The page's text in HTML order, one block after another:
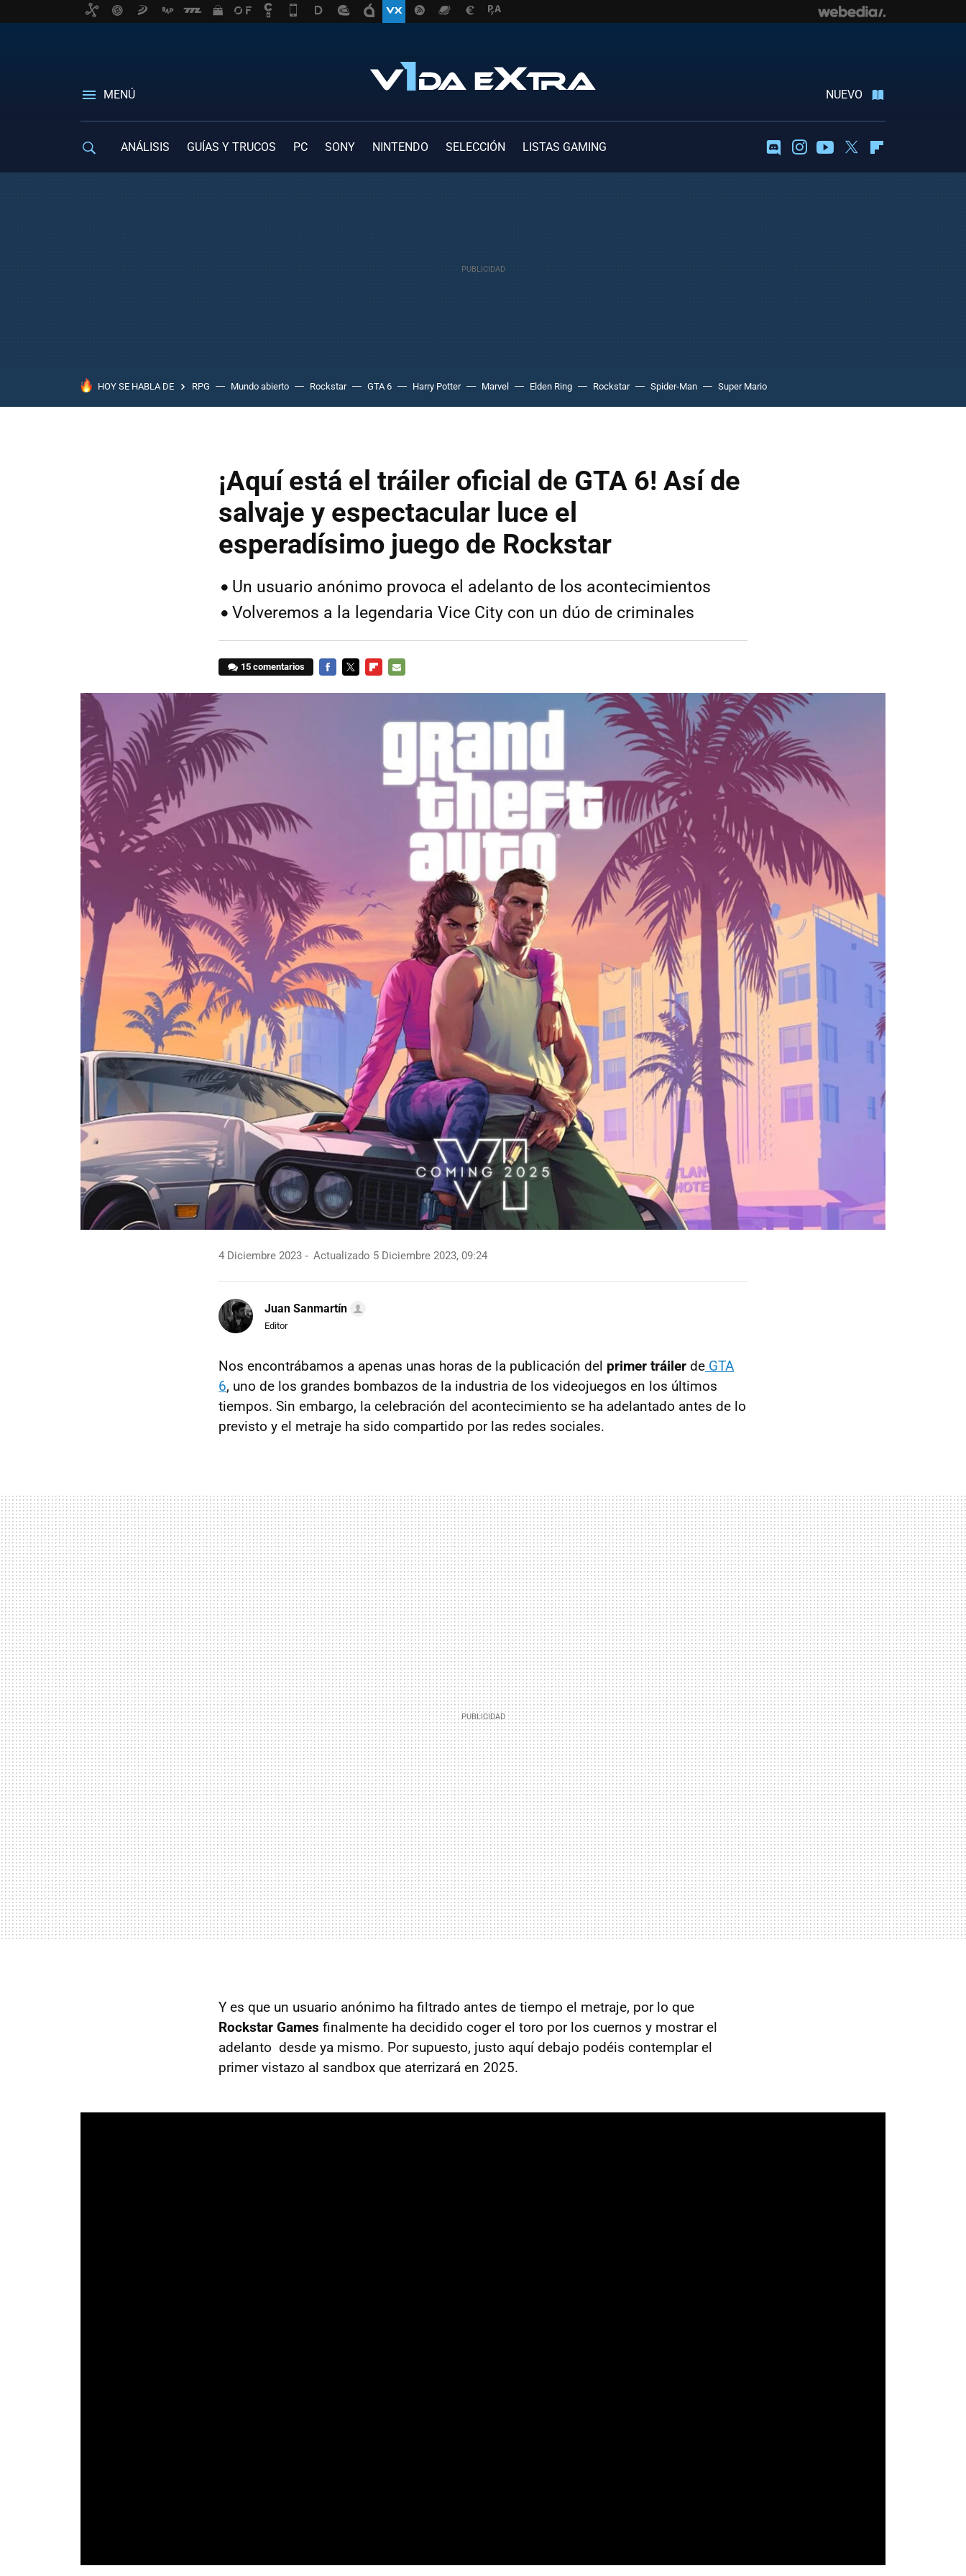
MENÚ NUEVO
ANÁLISIS GUÍAS Y TRUCOS PC SONY NINTENDO SELECCIÓN LISTAS GAMING DiscordInstagramYoutubeTwitter
HOY SE HABLA DE RPG Mundo abierto Rockstar GTA 6 Harry Potter Marvel Elden Ring Rockstar Spider-Man Super Mario
¡Aquí está el tráiler oficial de GTA 6! Así de
salvaje y espectacular luce el
esperadísimo juego de Rockstar
Un usuario anónimo provoca el adelanto de los acontecimientos
Volveremos a la legendaria Vice City con un dúo de criminales
15 comentarios
4 Diciembre 2023 Actualizado 5 Diciembre 2023, 09:24
Juan Sanmartín
Editor
Nos encontrábamos a apenas unas horas de la publicación del primer tráiler de GTA
6, uno de los grandes bombazos de la industria de los videojuegos en los últimos
tiempos. Sin embargo, la celebración del acontecimiento se ha adelantado antes de lo
previsto y el metraje ha sido compartido por las redes sociales.
Y es que un usuario anónimo ha filtrado antes de tiempo el metraje, por lo que
Rockstar Games finalmente ha decidido coger el toro por los cuernos y mostrar el
adelanto desde ya mismo. Por supuesto, justo aquí debajo podéis contemplar el
primer vistazo al sandbox que aterrizará en 2025.